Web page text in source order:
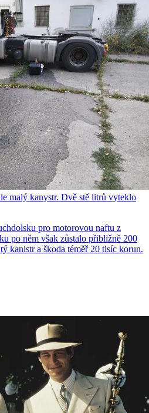
malý kanystr. Dvě stě litrů vyteklo
pro motorovou naftu z
po něm však zůstalo přibližně 200
kanistr a škoda téměř 20 tisíc korun.